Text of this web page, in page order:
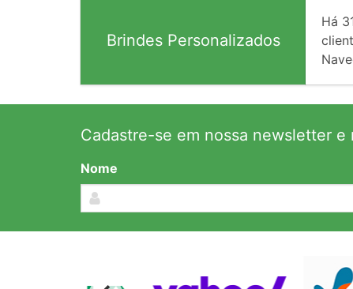
Brindes Personalizados
Há
Cadastre-se em nossa newsletter
Nome